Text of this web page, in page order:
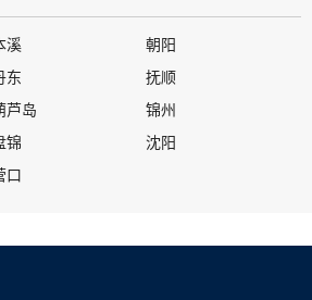
溪
朝阳
东
抚顺
芦岛
锦州
锦
沈阳
口